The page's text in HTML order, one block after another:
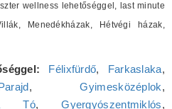
wellness lehetőséggel, last minute
Menedékházak, Hétvégi házak,
Félixfürdő, Farkaslaka,
,Gyimesközéplok,
Tó,Gyergyószentmiklós,